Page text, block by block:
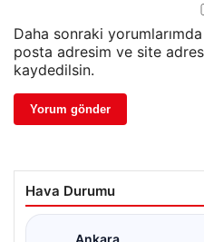
Daha sonraki
posta adresim ve site
kaydedilsin.
Hava Durumu
Ankara